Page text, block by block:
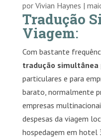
por Vivian Haynes |
Tradução
Viagem:
Com bastante
tradução simultânea
particulares e para
barato, normalmente
empresas
despesas da viagem
hospedagem em hotel